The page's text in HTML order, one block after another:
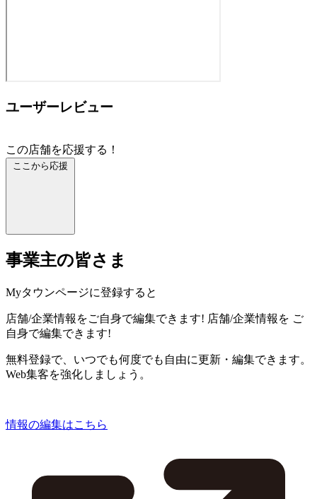
ユーザーレビュー
この店舗を応援する！
ここから応援
事業主の皆さま
Myタウンページに登録すると
店舗/企業情報をご自身で編集できます! 店舗/企業情報を ご
自身で編集できます!
無料登録で、いつでも何度でも自由に更新・編集できます。
Web集客を強化しましょう。
情報の編集はこちら